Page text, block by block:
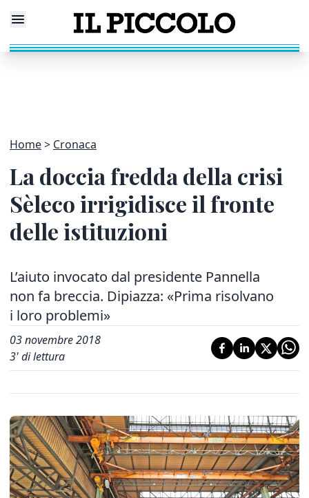
Home Cronaca
La doccia fredda della crisi
Sèleco irrigidisce il fronte
delle istituzioni
L’aiuto invocato dal presidente Pannella
non fa breccia. Dipiazza: «Prima risolvano
i loro problemi»
03 novembre 2018
3' di lettura